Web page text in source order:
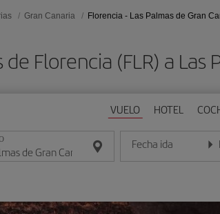
Gran Canaria Florencia - Las Palmas de Gran
Florencia (FLR) a Las
VUELO HOTEL
Fecha ida
Introduce la fecha en